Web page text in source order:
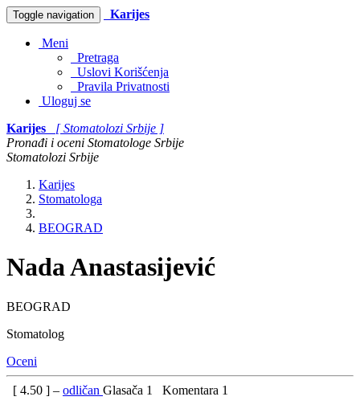
Toggle navigation Karijes
Meni
Pretraga
Uslovi Korišćenja
Pravila Privatnosti
Uloguj se
Karijes
[ Stomatolozi Srbije ]
Pronađi i oceni Stomatologe Srbije
Stomatolozi Srbije
Karijes
Stomatologa
BEOGRAD
Nada Anastasijević
BEOGRAD
Stomatolog
Oceni
[ 4.50 ] – odličan Glasača 1 Komentara 1